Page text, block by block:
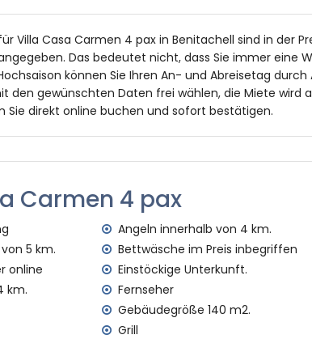
Gartenmöbeln mit Sonnenliegen
im Freien
(innerhalb von 4 Kilometern von der Villa)
(innerhalb von 10 Kilometern von der Villa)
(innerhalb von 10 Kilometern von der Villa)
von 100 Kilometern von der Villa)
(> 100 Kilometer)
sind
für Familien mit Kindern
die im Mietpreis der Villa enthalten sind
für Villa Casa Carmen 4 pax in Benitachell sind in der
Das bedeutet nicht, dass Sie immer eine
können Sie Ihren An- und Abreisetag durch
den gewünschten Daten frei wählen, die Miete wird
Sie direkt online buchen und sofort bestätigen.
Carmen 4 pax
Angeln innerhalb von 4 km.
5 km.
Bettwäsche im Preis inbegriffen
online
Einstöckige Unterkunft.
km.
Fernseher
Gebäudegröße 140 m2.
Grill